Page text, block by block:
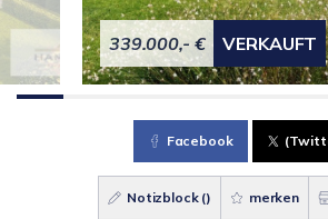
339.000,- € VERKAUFT
Facebook
Notizblock () merken